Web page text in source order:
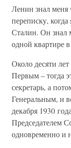
Ленин знал меня
переписку,
Сталин. Он знал
одной квартире
Около десяти
Первым – тогда
секретарь, а
Генеральным, и
декабря 1930
Председателем
одновременно и